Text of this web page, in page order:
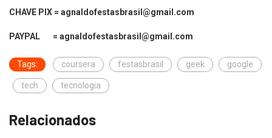
CHAVE PIX = agnaldofestasbrasil@gmail.com
PAYPAL = agnaldofestasbrasil@gmail.com
Tags: coursera festasbrasil geek google
tech tecnologia
Relacionados